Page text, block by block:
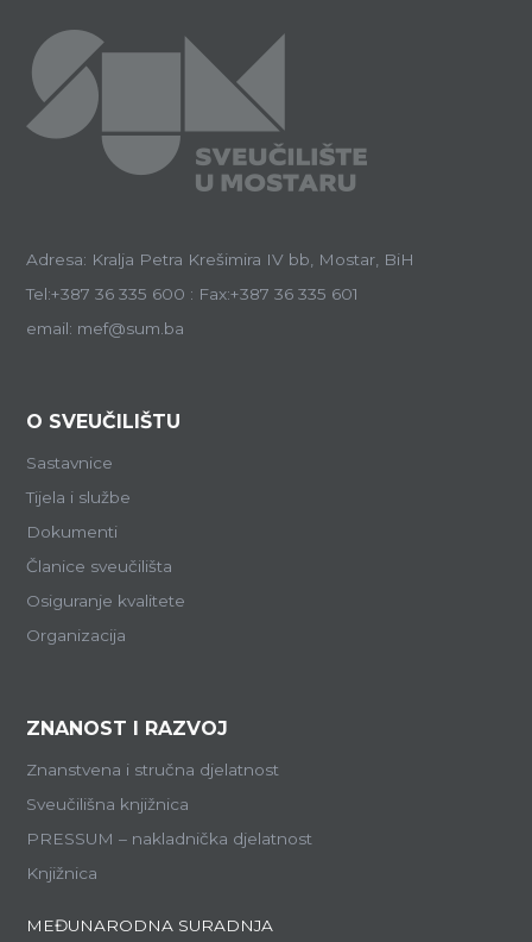
Adresa: Kralja Petra Krešimira IV bb, Mostar, BiH
Tel:+387 36 335 600 : Fax:+387 36 335 601
email: mef@sum.ba
O SVEUČILIŠTU
Sastavnice
Tijela i službe
Dokumenti
Članice sveučilišta
Osiguranje kvalitete
Organizacija
ZNANOST I RAZVOJ
Znanstvena i stručna djelatnost
Sveučilišna knjižnica
PRESSUM – nakladnička djelatnost
Knjižnica
MEĐUNARODNA SURADNJA